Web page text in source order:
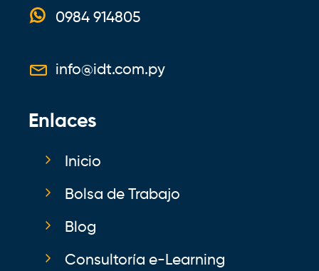
0984 914805
info@idt.com.py
Enlaces
Inicio
Bolsa de Trabajo
Blog
Consultoría e-Learning